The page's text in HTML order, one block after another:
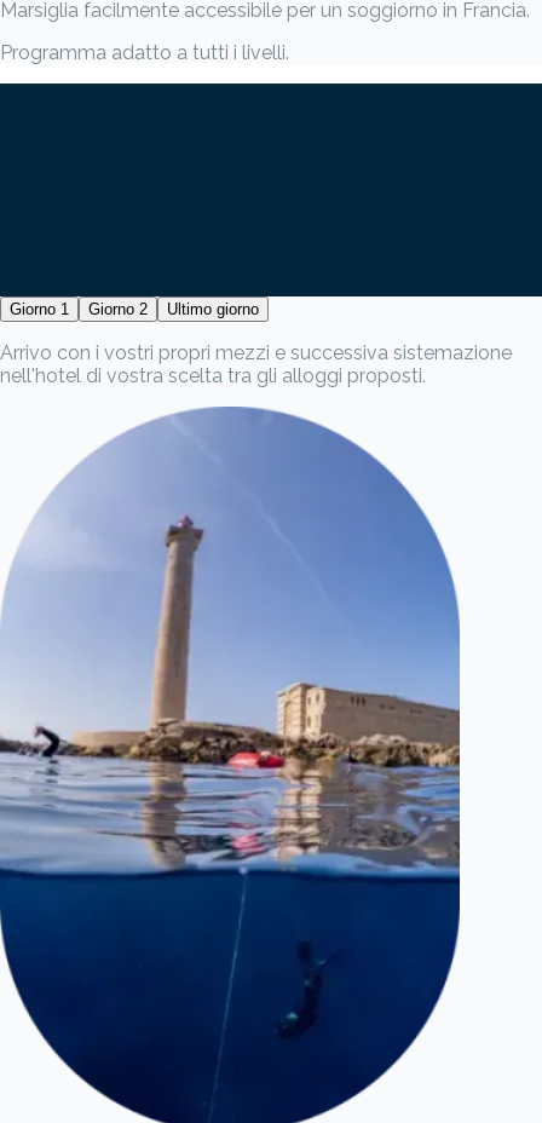
Marsiglia facilmente accessibile per un soggiorno in Francia.
Programma adatto a tutti i livelli.
Giorno 1 Giorno 2 Ultimo giorno
Arrivo con i vostri propri mezzi e successiva sistemazione
nell'hotel di vostra scelta tra gli alloggi proposti.